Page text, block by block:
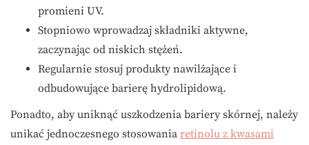
promieni UV.
Stopniowo wprowadzaj składniki aktywne,
zaczynając od niskich stężeń.
Regularnie stosuj produkty nawilżające i
odbudowujące barierę hydrolipidową.
Ponadto, aby uniknąć uszkodzenia bariery skórnej, należy
unikać jednoczesnego stosowania retinolu z kwasami